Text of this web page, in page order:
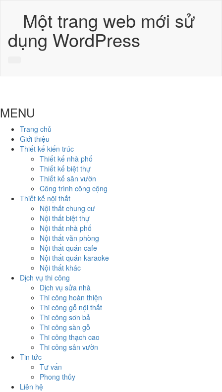
Một trang web mới sử
dụng WordPress
MENU
Trang chủ
Giới thiệu
Thiết kế kiến trúc
Thiết kế nhà phố
Thiết kế biệt thự
Thiết kế sân vườn
Công trình công cộng
Thiết kế nội thất
Nội thất chung cư
Nội thất biệt thự
Nội thất nhà phố
Nội thất văn phòng
Nội thất quán cafe
Nội thất quán karaoke
Nội thất khác
Dịch vụ thi công
Dịch vụ sửa nhà
Thi công hoàn thiện
Thi công gỗ nội thất
Thi công sơn bả
Thi công sàn gỗ
Thi công thạch cao
Thi công sân vườn
Tin tức
Tư vấn
Phong thủy
Liên hệ